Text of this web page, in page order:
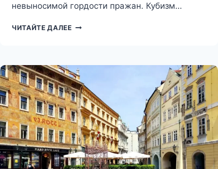
невыносимой гордости пражан. Кубизм…
ЧИТАЙТЕ ДАЛЕЕДОМ
БОЖЬЕЙ